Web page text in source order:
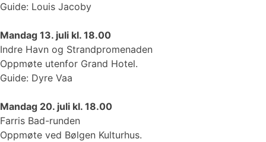
Guide: Louis Jacoby
Mandag 13. juli kl. 18.00
Indre Havn og Strandpromenaden
Oppmøte utenfor Grand Hotel.
Guide: Dyre Vaa
Mandag 20. juli kl. 18.00
Farris Bad-runden
Oppmøte ved Bølgen Kulturhus.